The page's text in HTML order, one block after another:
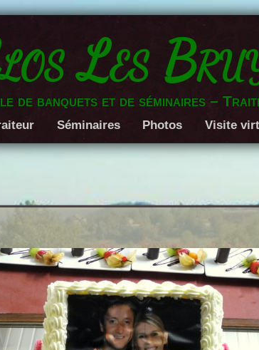
Les
de banquets et de séminaires –
Séminaires Photos Visite